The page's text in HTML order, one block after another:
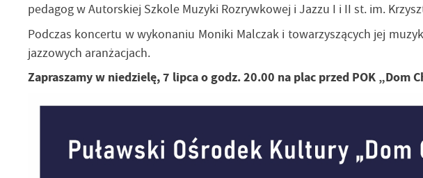
pedagog w Autorskiej Szkole Muzyki Rozrywkowej i Jazzu I i II st. im.
Podczas koncertu w wykonaniu Moniki Malczak i towarzyszących jej
jazzowych aranżacjach.
Zapraszamy w niedzielę, 7 lipca o godz. 20.00 na plac przed POK „Dom